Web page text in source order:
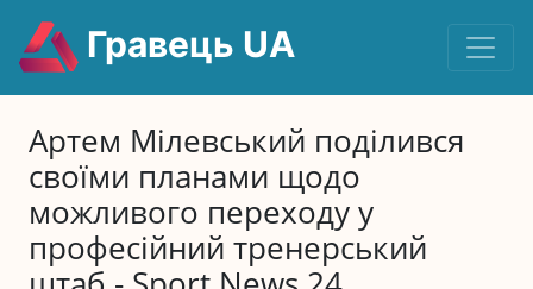
Гравець UA
Артем Мілевський поділився
своїми планами щодо
можливого переходу у
професійний тренерський